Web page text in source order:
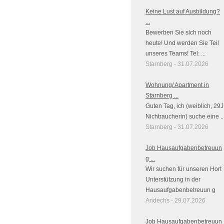
Keine Lust auf Ausbildung?
Bewerben Sie sich noch
heute! Und werden Sie Teil
unseres Teams! Tel: ...
Starnberg - 31.07.2026
Wohnung/ Apartment in
Starnberg ...
Guten Tag, ich (weiblich,
Nichtraucherin) suche eine
Starnberg - 31.07.2026
Job Hausaufgabenbetreuun
g ...
Wir suchen für unseren Hort
Unterstützung in der
Hausaufgabenbetreuun g
Andechs - 29.07.2026
Job Hausaufgabenbetreuun